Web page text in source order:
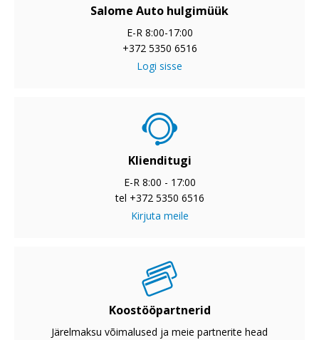
Salome Auto hulgimüük
E-R 8:00-17:00
+372 5350 6516
Logi sisse
Klienditugi
E-R 8:00 - 17:00
tel +372 5350 6516
Kirjuta meile
Koostööpartnerid
Järelmaksu võimalused ja meie partnerite head